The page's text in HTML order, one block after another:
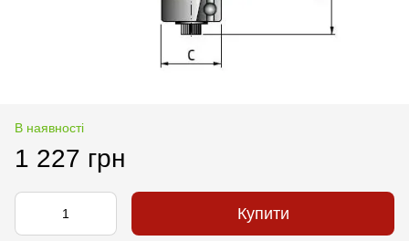
В наявності
1 227 грн
Купити